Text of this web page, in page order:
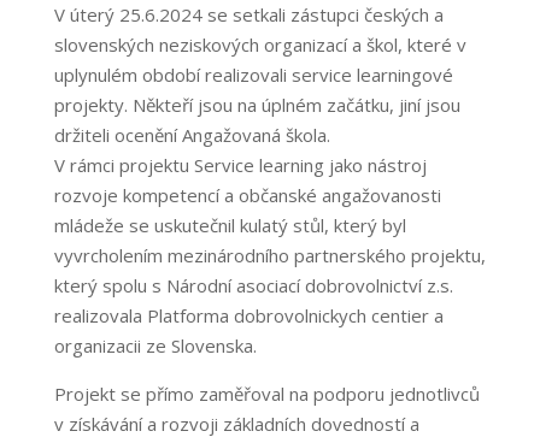
V úterý 25.6.2024 se setkali zástupci českých a
slovenských neziskových organizací a škol, které v
uplynulém období realizovali service learningové
projekty. Někteří jsou na úplném začátku, jiní jsou
držiteli ocenění Angažovaná škola.
V rámci projektu Service learning jako nástroj
rozvoje kompetencí a občanské angažovanosti
mládeže se uskutečnil kulatý stůl, který byl
vyvrcholením mezinárodního partnerského projektu,
který spolu s Národní asociací dobrovolnictví z.s.
realizovala Platforma dobrovolnickych centier a
organizacii ze Slovenska.
Projekt se přímo zaměřoval na podporu jednotlivců
v získávání a rozvoji základních dovedností a